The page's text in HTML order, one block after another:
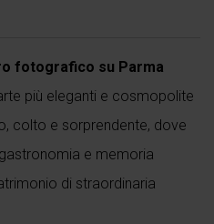
fotografico su Parma
più eleganti e cosmopolite
colto e sorprendente, dove
e memoria
di straordinaria